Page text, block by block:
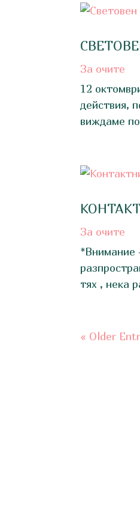
За очите
12
действия,
виждаме
За очите
*Внимание
тях , нека
« Older